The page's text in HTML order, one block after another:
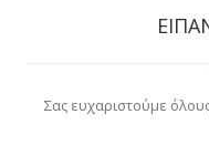
Σας ευχαριστούμε